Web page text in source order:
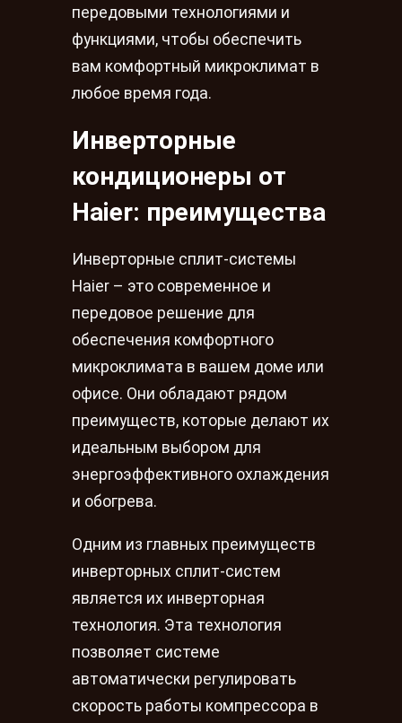
передовыми технологиями и
функциями, чтобы обеспечить
вам комфортный микроклимат в
любое время года.
Инверторные
кондиционеры от
Haier: преимущества
Инверторные сплит-системы
Haier – это современное и
передовое решение для
обеспечения комфортного
микроклимата в вашем доме или
офисе. Они обладают рядом
преимуществ, которые делают их
идеальным выбором для
энергоэффективного охлаждения
и обогрева.
Одним из главных преимуществ
инверторных сплит-систем
является их инверторная
технология. Эта технология
позволяет системе
автоматически регулировать
скорость работы компрессора в